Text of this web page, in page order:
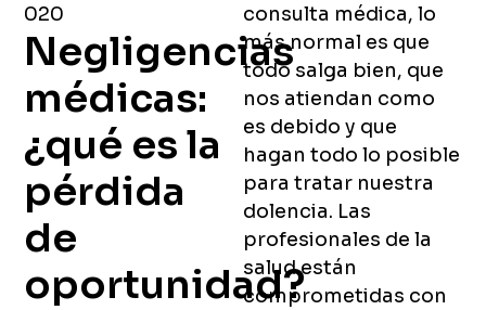
020
Negligencias
médicas:
¿qué es la
pérdida
de
oportunidad?
consulta médica, lo
más normal es que
todo salga bien, que
nos atiendan como
es debido y que
hagan todo lo posible
para tratar nuestra
dolencia. Las
profesionales de la
salud están
comprometidas con